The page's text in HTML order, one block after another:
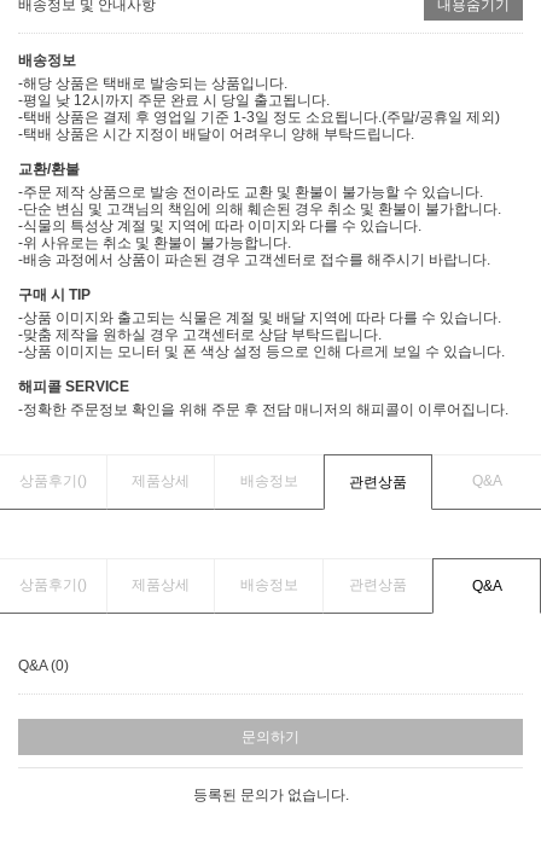
배송정보 및 안내사항 내용숨기기
배송정보
-해당 상품은 택배로 발송되는 상품입니다.
-평일 낮 12시까지 주문 완료 시 당일 출고됩니다.
-택배 상품은 결제 후 영업일 기준 1-3일 정도 소요됩니다.(주말/공휴일 제외)
-택배 상품은 시간 지정이 배달이 어려우니 양해 부탁드립니다.
교환/환불
-주문 제작 상품으로 발송 전이라도 교환 및 환불이 불가능할 수 있습니다.
-단순 변심 및 고객님의 책임에 의해 훼손된 경우 취소 및 환불이 불가합니다.
-식물의 특성상 계절 및 지역에 따라 이미지와 다를 수 있습니다.
-위 사유로는 취소 및 환불이 불가능합니다.
-배송 과정에서 상품이 파손된 경우 고객센터로 접수를 해주시기 바랍니다.
구매 시 TIP
-상품 이미지와 출고되는 식물은 계절 및 배달 지역에 따라 다를 수 있습니다.
-맞춤 제작을 원하실 경우 고객센터로 상담 부탁드립니다.
-상품 이미지는 모니터 및 폰 색상 설정 등으로 인해 다르게 보일 수 있습니다.
해피콜 SERVICE
-정확한 주문정보 확인을 위해 주문 후 전담 매니저의 해피콜이 이루어집니다.
상품후기() 제품상세 배송정보 관련상품 Q&A
상품후기() 제품상세 배송정보 관련상품 Q&A
Q&A (0)
문의하기
등록된 문의가 없습니다.